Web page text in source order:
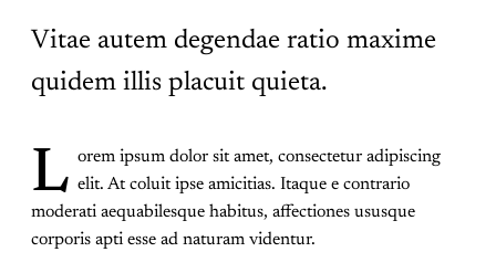
Vitae autem degendae ratio maxime
quidem illis placuit quieta.
L orem ipsum dolor sit amet, consectetur adipiscing
elit. At coluit ipse amicitias. Itaque e contrario
moderati aequabilesque habitus, affectiones ususque
corporis apti esse ad naturam videntur.